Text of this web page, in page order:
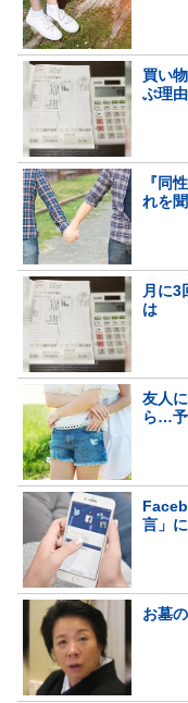
買い
ぶ理由
『同
れを
月に3
は
友人
ら…予
言」
お墓